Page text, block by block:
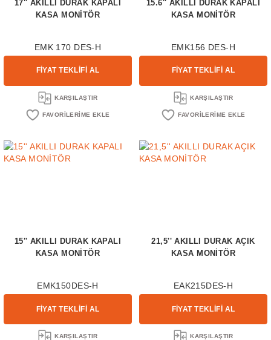
17'' AKILLI DURAK KAPALI
KASA MONİTÖR
EMK 170 DES-H
FİYAT TEKLİFİ AL
KARŞILAŞTIR
15.6'' AKILLI DURAK KAPALI
KASA MONİTÖR
EMK156 DES-H
FİYAT TEKLİFİ AL
KARŞILAŞTIR
15'' AKILLI DURAK KAPALI
KASA MONİTÖR
EMK150DES-H
FİYAT TEKLİFİ AL
KARŞILAŞTIR
21,5'' AKILLI DURAK AÇIK
KASA MONİTÖR
EAK215DES-H
FİYAT TEKLİFİ AL
KARŞILAŞTIR